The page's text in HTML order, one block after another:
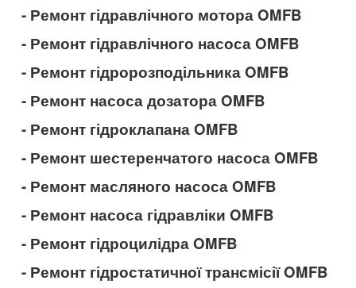
- Ремонт гідравлічного мотора OMFB
- Ремонт гідравлічного насоса OMFB
- Ремонт гідророзподільника OMFB
- Ремонт насоса дозатора OMFB
- Ремонт гідроклапана OMFB
- Ремонт шестеренчатого насоса OMFB
- Ремонт масляного насоса OMFB
- Ремонт насоса гідравліки OMFB
- Ремонт гідроцилідра OMFB
- Ремонт гідростатичної трансмісії OMFB